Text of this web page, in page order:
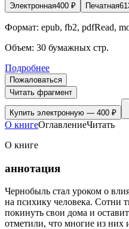
Электронная400 ₽ Печатная
Формат: epub, fb2, pdfRead,
Объем: 30 бумажных стр.
Подробнее
Пожаловаться
Читать фрагмент
Купить электронную — 400 ₽
О книгеОглавлениеЧитать
О книге
аннотация
Чернобыль стал уроком о
на психику человека.
покинуть свои дома и
отметили, что многие из них